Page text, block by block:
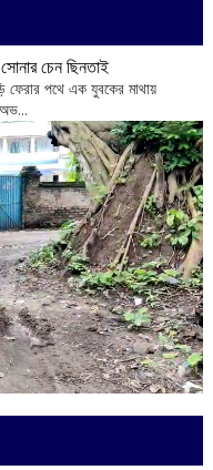
চেন ছিনতাই
ফেরার পথে এক যুবকের মাথায়
অভ...